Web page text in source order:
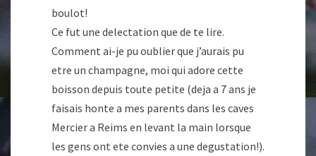
boulot!
Ce fut une delectation que de te lire.
Comment ai-je pu oublier que j’aurais pu
etre un champagne, moi qui adore cette
boisson depuis toute petite (deja a 7 ans je
faisais honte a mes parents dans les caves
Mercier a Reims en levant la main lorsque
les gens ont ete convies a une degustation!).